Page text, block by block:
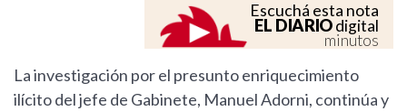
Escuchá esta nota
EL DIARIOdigital
minutos
La investigación por el presunto enriquecimiento
ilícito del jefe de Gabinete, Manuel Adorni, continúa y